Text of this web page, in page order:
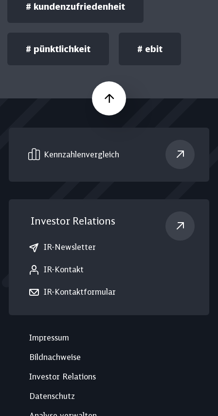
# kundenzufriedenheit
# pünktlichkeit # ebit
Nach oben
Kennzahlen­vergleich
Investor Relations
IR-Newsletter
IR-Kontakt
IR-Kontaktformular
Impressum
Bildnachweise
Investor Relations
Datenschutz